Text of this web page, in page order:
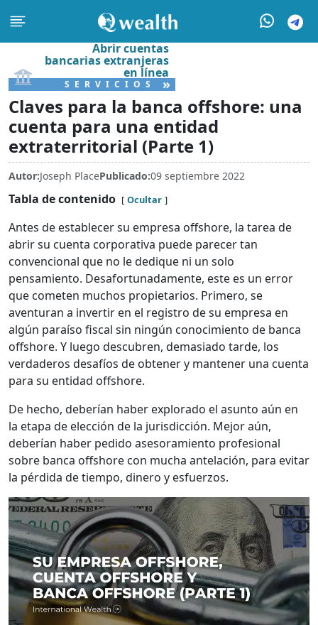
Abrir cuentas
bancarias extranjeras
en línea
SERVICIOS »
Claves para la banca offshore: una
cuenta para una entidad
extraterritorial (Parte 1)
Autor:Joseph PlacePublicado:09 septiembre 2022
Tabla de contenido Ocultar
Antes de establecer su empresa offshore, la tarea de
abrir su cuenta corporativa puede parecer tan
convencional que no le dedique ni un solo
pensamiento. Desafortunadamente, este es un error
que cometen muchos propietarios. Primero, se
aventuran a invertir en el registro de su empresa en
algún paraíso fiscal sin ningún conocimiento de banca
offshore. Y luego descubren, demasiado tarde, los
verdaderos desafíos de obtener y mantener una cuenta
para su entidad offshore.
De hecho, deberían haber explorado el asunto aún en
la etapa de elección de la jurisdicción. Mejor aún,
deberían haber pedido asesoramiento profesional
sobre banca offshore con mucha antelación, para evitar
la pérdida de tiempo, dinero y esfuerzos.